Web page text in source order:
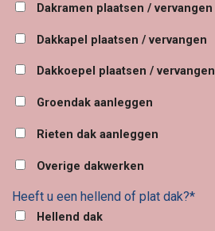
Dakramen plaatsen / vervangen
Dakkapel plaatsen / vervangen
Dakkoepel plaatsen / vervangen
Groendak aanleggen
Rieten dak aanleggen
Overige dakwerken
Heeft u een hellend of plat dak?*
Hellend dak